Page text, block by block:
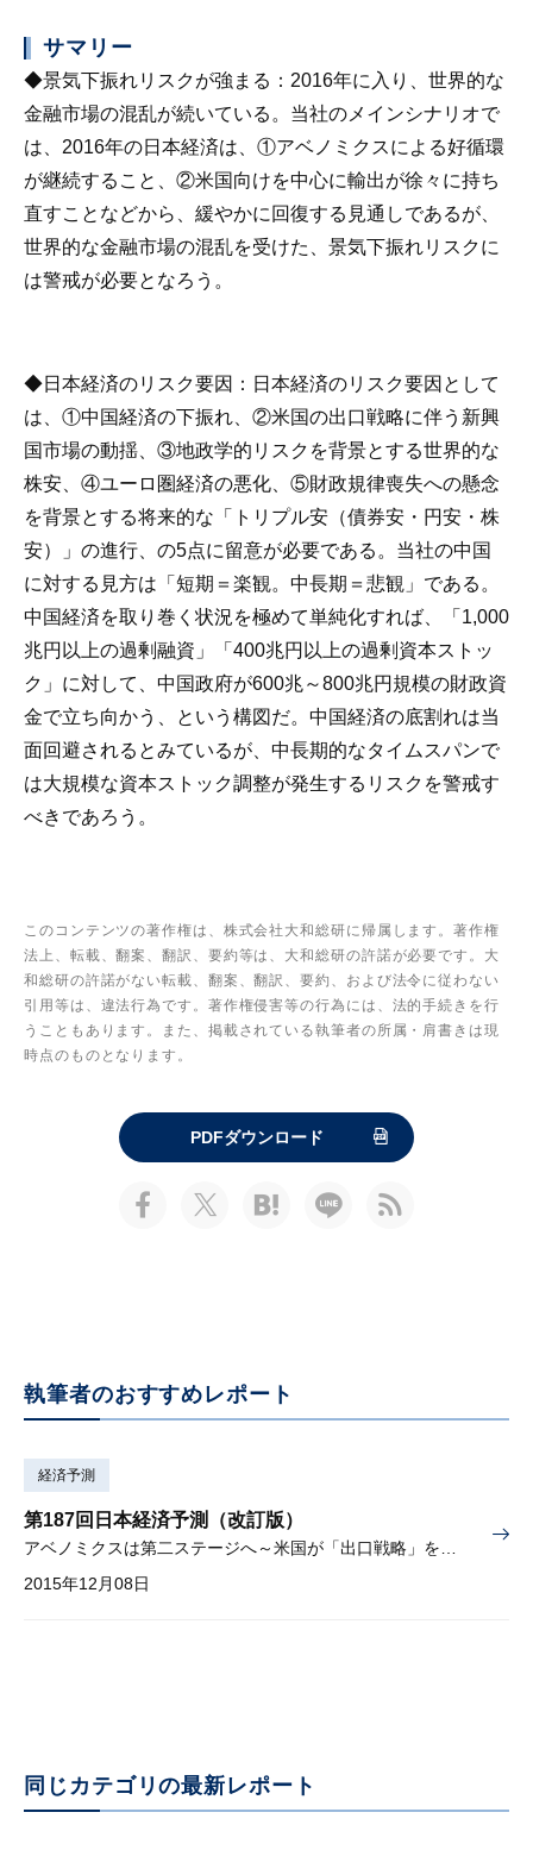
サマリー
◆景気下振れリスクが強まる ：2016年に入り、世界的な
金融市場の混乱が続いている。当社のメインシナリオで
は、2016年の日本経済は、①アベノミクスによる好循環
が継続すること、②米国向けを中心に輸出が徐々に持ち
直すことなどから、緩やかに回復する見通しであるが、
世界的な金融市場の混乱を受けた、景気下振れリスクに
は警戒が必要となろう。
◆日本経済のリスク要因 ：日本経済のリスク要因として
は、①中国経済の下振れ、②米国の出口戦略に伴う新興
国市場の動揺、③地政学的リスクを背景とする世界的な
株安、④ユーロ圏経済の悪化、⑤財政規律喪失への懸念
を背景とする将来的な「トリプル安（債券安・円安・株
安）」の進行、の5点に留意が必要である。当社の中国
に対する見方は「短期＝楽観。中長期＝悲観」である。
中国経済を取り巻く状況を極めて単純化すれば、「1,000
兆円以上の過剰融資」「400兆円以上の過剰資本ストッ
ク」に対して、中国政府が600兆～800兆円規模の財政資
金で立ち向かう、という構図だ。中国経済の底割れは当
面回避されるとみているが、中長期的なタイムスパンで
は大規模な資本ストック調整が発生するリスクを警戒す
べきであろう。
このコンテンツの著作権は、株式会社大和総研に帰属します。著作権
法上、転載、翻案、翻訳、要約等は、大和総研の許諾が必要です。大
和総研の許諾がない転載、翻案、翻訳、要約、および法令に従わない
引用等は、違法行為です。著作権侵害等の行為には、法的手続きを行
うこともあります。また、掲載されている執筆者の所属・肩書きは現
時点のものとなります。
PDFダウンロード
執筆者のおすすめレポート
経済予測
第187回日本経済予測（改訂版）
2015年12月08日
同じカテゴリの最新レポート